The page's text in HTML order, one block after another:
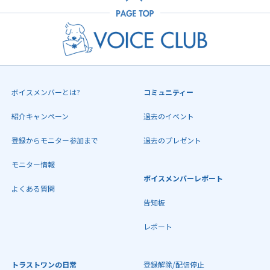
ボイスメンバーとは?
紹介キャンペーン
登録からモニター参加まで
モニター情報
よくある質問
コミュニティー
過去のイベント
過去のプレゼント
ボイスメンバーレポート
告知板
レポート
トラストワンの日常 登録解除/配信停止